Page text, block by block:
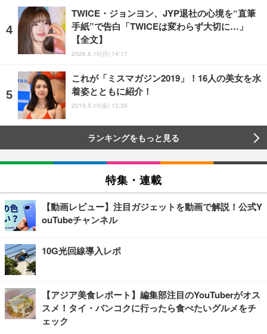
TWICE・ジョンヨン、JYP退社の心境を“直筆
手紙”で告白「TWICEは変わらず大切に…」
【全文】
2026.8.10(月) 14:17
これが「ミスマガジン2019」！16人の美女を水
着姿とともに紹介！
2019.5.10(金) 13:39
ランキングをもっと見る
特集・連載
【動画レビュー】注目ガジェットを動画で解説！公式Y
ouTubeチャンネル
10G光回線導入レポ
【アジア美食レポート】編集部注目のYouTuberがオス
スメ！タイ・バンコクに行ったら食べたいグルメをチ
ェック